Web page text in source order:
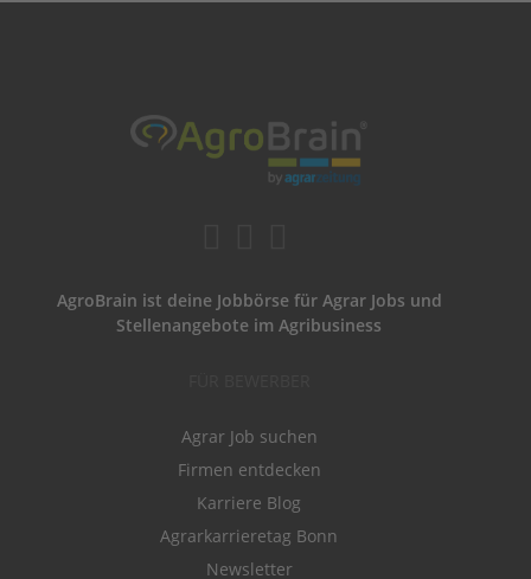
AgroBrain ist deine Jobbörse für Agrar Jobs und
Stellenangebote im Agribusiness
Agrar Job suchen
Firmen entdecken
Karriere Blog
Agrarkarrieretag Bonn
Newsletter